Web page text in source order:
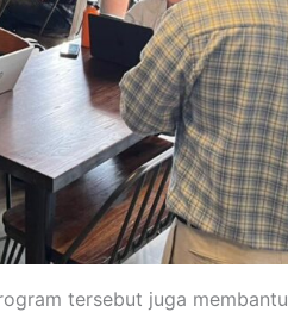
tersebut juga membantu